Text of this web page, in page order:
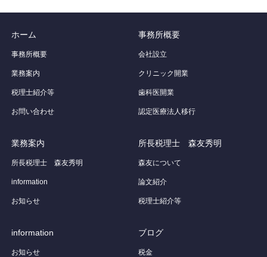
ホーム
事務所概要
業務案内
税理士紹介等
お問い合わせ
事務所概要
会社設立
クリニック開業
歯科医開業
認定医療法人移行
業務案内
所長税理士 森友秀明
information
お知らせ
所長税理士 森友秀明
森友について
論文紹介
税理士紹介等
information
お知らせ
ブログ
税金